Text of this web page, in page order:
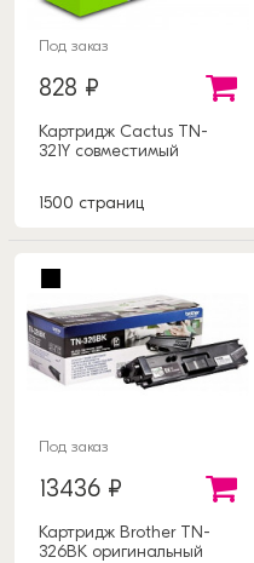
Под заказ
828 ₽
Картридж Cactus TN-
321Y совместимый
1500 страниц
Под заказ
13436 ₽
Картридж Brother TN-
326BK оригинальный